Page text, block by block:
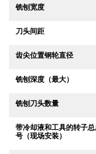
铣刨宽度
刀头间距
齿尖位置钢轮直径
铣刨深度（最大）
铣刨刀头数量
带冷却液和工具的转子
号（现场安装）